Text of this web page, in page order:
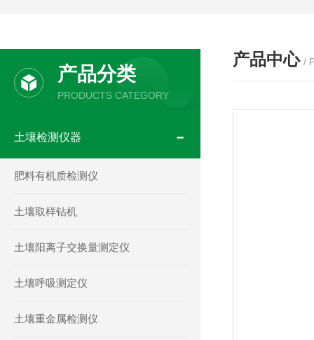
产品中心 /
产品分类
PRODUCTS CATEGORY
土壤检测仪器
肥料有机质检测仪
土壤取样钻机
土壤阳离子交换量测定仪
土壤呼吸测定仪
土壤重金属检测仪